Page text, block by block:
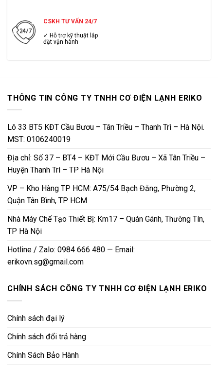
CSKH TƯ VẤN 24/7
✓ Hỗ trợ kỹ thuật lắp
đặt vận hành
THÔNG TIN CÔNG TY TNHH CƠ ĐIỆN LẠNH ERIKO
Lô 33 BT5 KĐT Cầu Bươu – Tân Triều – Thanh Trì – Hà Nội.
MST: 0106240019
Địa chỉ: Số 37 – BT4 – KĐT Mới Cầu Bươu – Xã Tân Triều –
Huyện Thanh Trì – TP Hà Nội
VP – Kho Hàng TP HCM: A75/54 Bạch Đằng, Phường 2,
Quận Tân Bình, TP HCM
Nhà Máy Chế Tạo Thiết Bị: Km17 – Quán Gánh, Thường Tín,
TP Hà Nội
Hotline / Zalo: 0984 666 480 — Email:
erikovn.sg@gmail.com
CHÍNH SÁCH CÔNG TY TNHH CƠ ĐIỆN LẠNH ERIKO
Chính sách đại lý
Chính sách đổi trả hàng
Chính Sách Bảo Hành